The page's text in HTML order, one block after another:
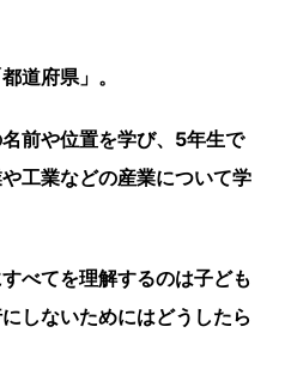
道府県」。
前や位置を学び、5年生で
工業などの産業について学
べてを理解するのは子ども
しないためにはどうしたら